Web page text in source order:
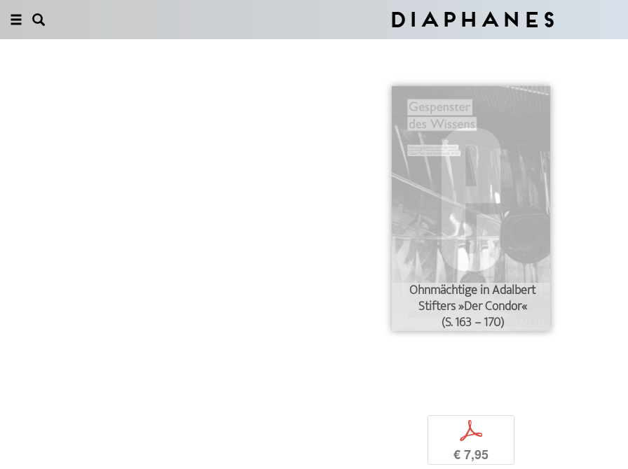
Diaphanes
Ohnmächtige in Adalbert
Stifters »Der Condor«
(S. 163 – 170)
p
€ 7,95